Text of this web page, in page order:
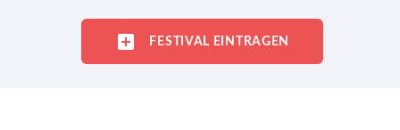
FESTIVAL EINTRAGEN